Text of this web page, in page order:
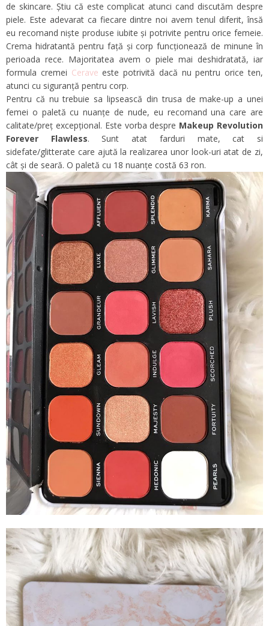
de skincare. Știu că este complicat atunci cand discutăm despre
piele. Este adevarat ca fiecare dintre noi avem tenul diferit, însă
eu recomand niște produse iubite și potrivite pentru orice femeie.
Crema hidratantă pentru față și corp funcționează de minune în
perioada rece. Majoritatea avem o piele mai deshidratată, iar
formula cremei Cerave este potrivită dacă nu pentru orice ten,
atunci cu siguranță pentru corp.
Pentru că nu trebuie sa lipsească din trusa de make-up a unei
femei o paletă cu nuanțe de nude, eu recomand una care are
calitate/preț excepțional. Este vorba despre Makeup Revolution
Forever Flawless. Sunt atat farduri mate, cat si
sidefate/glitterate care ajută la realizarea unor look-uri atat de zi,
cât și de seară. O paletă cu 18 nuanțe costă 63 ron.